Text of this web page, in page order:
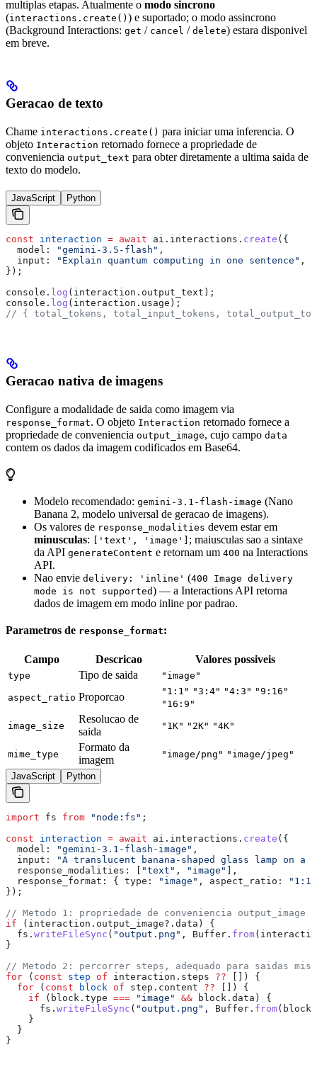
multiplas etapas. Atualmente o modo sincrono
(interactions.create() ) e suportado; o modo assincrono
(Background Interactions: get / cancel / delete) estara disponivel
em breve.
Geracao de texto
Chame interactions.create() para iniciar uma inferencia. O
objeto Interaction retornado fornece a propriedade de
conveniencia output_text para obter diretamente a ultima saida de
texto do modelo.
JavaScript Python
const interaction = await ai . interactions . create ({
  model:
"gemini-3.5-flash" ,
  input:
"Explain quantum computing in one sentence" ,
});
console . log ( interaction . output_text );
console . log ( interaction . usage );
// { total_tokens, total_input_tokens,
Geracao nativa de imagens
Configure a modalidade de saida como imagem via
response_format. O objeto Interaction retornado fornece a
propriedade de conveniencia output_image, cujo campo data
contem os dados da imagem codificados em Base64.
Modelo recomendado: gemini-3.1-flash-image (Nano
Banana 2, modelo universal de geracao de imagens).
Os valores de response_modalities devem estar em
minusculas: ['text', 'image'] ; maiusculas sao a sintaxe
da API generateContent e retornam um 400 na Interactions
API.
Nao envie delivery: 'inline' (400 Image delivery
mode is not supported) — a Interactions API retorna
dados de imagem em modo inline por padrao.
Parametros de response_format:
Campo Descricao Valores possiveis
type Tipo de saida "image"
aspect_ratio Proporcao "1:1" "3:4" "4:3" "9:16"
"16:9"
image_size
Resolucao de
saida
"1K" "2K" "4K"
mime_type
Formato da
imagem
"image/png" "image/jpeg"
JavaScript Python
import fs from "node:fs" ;
const interaction = await ai . interactions . create ({
  model:
"gemini-3.1-flash-image" ,
  input:
"A translucent banana-shaped glass lamp
  response_modalities:
"text" , "image"
],
  response_format:
{ type: "image" , aspect_ratio:
"1:1"
});
// Metodo 1: propriedade de conveniencia output_image
if ( interaction . output_image?. data ) {
  fs
. writeFileSync ( "output.png" , Buffer . from(
}
// Metodo 2: percorrer steps, adequado para saidas
for ( const step of interaction . steps ?? []) {
  for
( const block of step . content ?? []) {
    if
( block . type === "image" && block . data ) {
      fs
. writeFileSync ( "output.png" , Buffer . from( block
    }
  }
}